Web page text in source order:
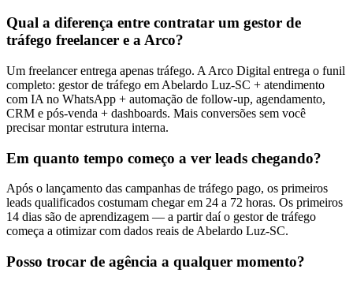
Qual a diferença entre contratar um gestor de
tráfego freelancer e a Arco?
Um freelancer entrega apenas tráfego. A Arco Digital entrega o funil
completo: gestor de tráfego em Abelardo Luz-SC + atendimento
com IA no WhatsApp + automação de follow-up, agendamento,
CRM e pós-venda + dashboards. Mais conversões sem você
precisar montar estrutura interna.
Em quanto tempo começo a ver leads chegando?
Após o lançamento das campanhas de tráfego pago, os primeiros
leads qualificados costumam chegar em 24 a 72 horas. Os primeiros
14 dias são de aprendizagem — a partir daí o gestor de tráfego
começa a otimizar com dados reais de Abelardo Luz-SC.
Posso trocar de agência a qualquer momento?